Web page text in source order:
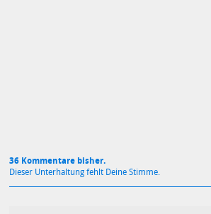
36 Kommentare bisher.
Dieser Unterhaltung fehlt Deine Stimme.